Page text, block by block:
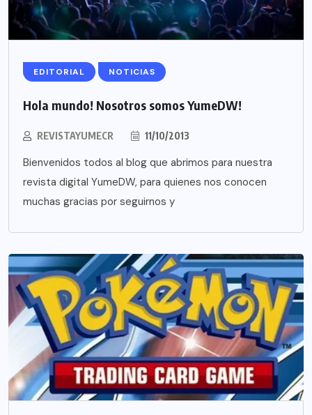
EDITORIAL NOTICIAS
Hola mundo! Nosotros somos YumeDW!
REVISTAYUMECR 11/10/2013
Bienvenidos todos al blog que abrimos para nuestra
revista digital YumeDW, para quienes nos conocen
muchas gracias por seguirnos y